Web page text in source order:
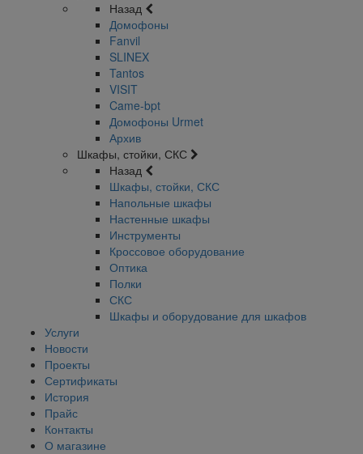
Назад
Домофоны
Fanvil
SLINEX
Tantos
VISIT
Came-bpt
Домофоны Urmet
Архив
Шкафы, стойки, СКС
Назад
Шкафы, стойки, СКС
Напольные шкафы
Настенные шкафы
Инструменты
Кроссовое оборудование
Оптика
Полки
СКС
Шкафы и оборудование для шкафов
Услуги
Новости
Проекты
Сертификаты
История
Прайс
Контакты
О магазине